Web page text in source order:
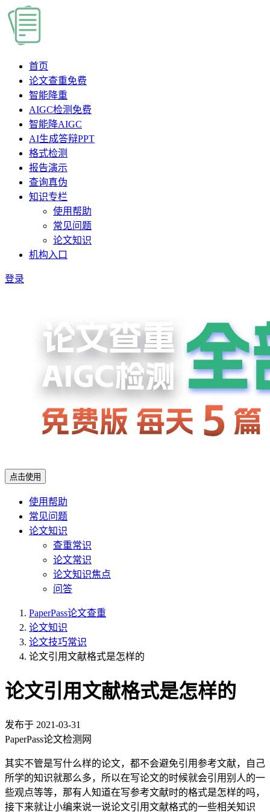
首页
论文查重免费
智能降重
AIGC检测 免费
智能降AIGC
AI生成答辩PPT
格式检测
报告演示
查询真伪
知识专栏
使用帮助
常见问题
论文知识
机构入口
登录
点击使用
使用帮助
常见问题
论文知识
查重常识
论文常识
论文知识焦点
问答
PaperPass论文查重
论文知识
论文技巧常识
论文引用文献格式是怎样的
论文引用文献格式是怎样的
发布于 2021-03-31
PaperPass论文检测网
其实不管是写什么样的论文，都不会避免引用参考文献，自己
所学的知识就那么多，所以在写论文的时候就会引用别人的一
些观点等等，那有人知道在写参考文献时的格式是怎样的吗，
接下来就让小编来说一说论文引用文献格式的一些相关知识